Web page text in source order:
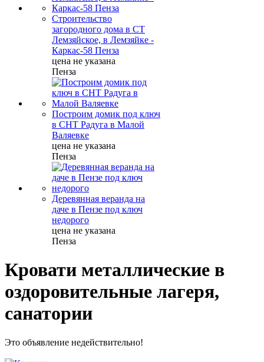
Строительство
загородного дома в СТ
Лемзяйское, в Лемзяйке -
Каркас-58 Пенза
цена не указана
Пенза
Построим домик под ключ
в СНТ Радуга в Малой
Валяевке
цена не указана
Пенза
Деревянная веранда на
даче в Пензе под ключ
недорого
цена не указана
Пенза
Кровати металлические в
оздоровительные лагеря,
санатории
Это объявление недействительно!